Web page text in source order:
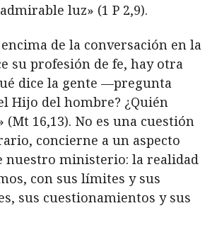
luz» (1 P 2,9).
de la conversación en la
su profesión de fe, hay otra
dice la gente —pregunta
Hijo del hombre? ¿Quién
(Mt 16,13). No es una cuestión
concierne a un aspecto
nuestro ministerio: la realidad
con sus límites y sus
sus cuestionamientos y sus